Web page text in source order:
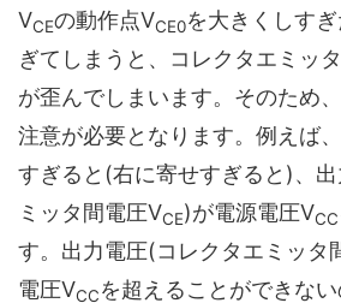
VCEの動作点VCE0を大きくしす
ぎてしまうと、コレクタエミッ
が歪んでしまいます。そのため
注意が必要となります。例えば
すぎると(右に寄せすぎると)、
ミッタ間電圧VCE)が電源電圧VCC
す。出力電圧(コレクタエミッタ
電圧VCCを超えることができな